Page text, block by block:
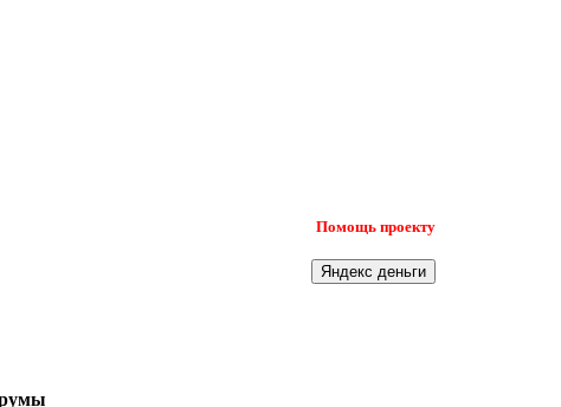
Помощь проекту